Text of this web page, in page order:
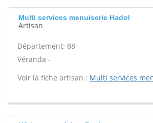
Multi services menuiserie Hadol
Artisan
Département: 88
Véranda -
Voir la fiche artisan : Multi services